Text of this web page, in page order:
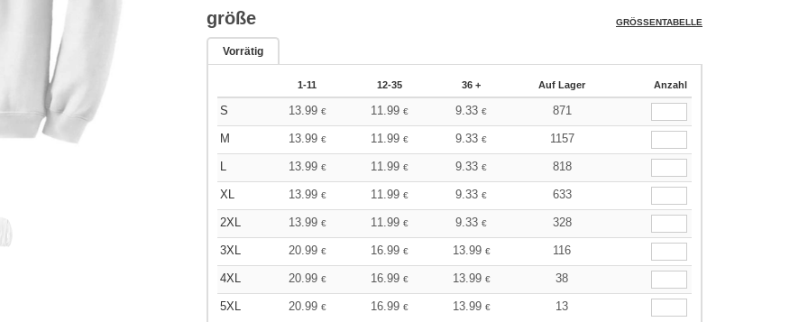
größe GRÖSSENTABELLE
Vorrätig
1-11 12-35 36 + Auf Lager Anzahl
S 13.99 € 11.99 € 9.33 € 871
M 13.99 € 11.99 € 9.33 € 1157
L 13.99 € 11.99 € 9.33 € 818
XL 13.99 € 11.99 € 9.33 € 633
2XL 13.99 € 11.99 € 9.33 € 328
3XL 20.99 € 16.99 € 13.99 € 116
4XL 20.99 € 16.99 € 13.99 € 38
5XL 20.99 € 16.99 € 13.99 € 13